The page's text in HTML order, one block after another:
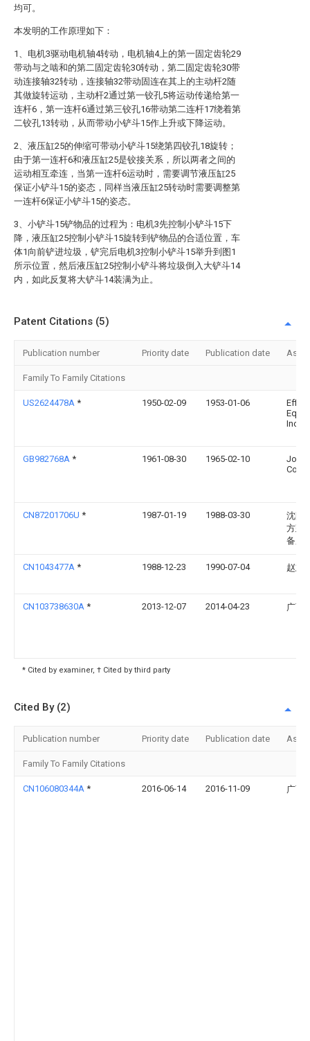
均可。
本发明的工作原理如下：
1、电机3驱动电机轴4转动，电机轴4上的第一固定齿轮29
带动与之啮和的第二固定齿轮30转动，第二固定齿轮30带
动连接轴32转动，连接轴32带动固连在其上的主动杆2随
其做旋转运动，主动杆2通过第一铰孔5将运动传递给第一
连杆6，第一连杆6通过第三铰孔16带动第二连杆17绕着第
二铰孔13转动，从而带动小铲斗15作上升或下降运动。
2、液压缸25的伸缩可带动小铲斗15绕第四铰孔18旋转；
由于第一连杆6和液压缸25是铰接关系，所以两者之间的
运动相互牵连，当第一连杆6运动时，需要调节液压缸25
保证小铲斗15的姿态，同样当液压缸25转动时需要调整第
一连杆6保证小铲斗15的姿态。
3、小铲斗15铲物品的过程为：电机3先控制小铲斗15下
降，液压缸25控制小铲斗15旋转到铲物品的合适位置，车
体1向前铲进垃圾，铲完后电机3控制小铲斗15举升到图1
所示位置，然后液压缸25控制小铲斗将垃圾倒入大铲斗14
内，如此反复将大铲斗14装满为止。
Patent Citations (5)
Publication number Priority date Publication date
Family To Family Citations
US2624478A * 1950-02-09 1953-01-06
Inc
GB982768A * 1961-08-30 1965-02-10
Joy
Co
CN87201706U * 1987-01-19 1988-03-30
沈阳
方建
备厂
CN1043477A * 1988-12-23 1990-07-04 赵志
CN103738630A * 2013-12-07 2014-04-23 广西
* Cited by examiner, † Cited by third party
Cited By (2)
Publication number Priority date Publication date
Family To Family Citations
CN106080344A * 2016-06-14 2016-11-09 广西